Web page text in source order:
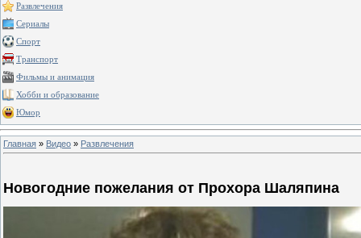
Развлечения
Сериалы
Спорт
Транспорт
Фильмы и анимация
Хобби и образование
Юмор
Главная » Видео » Развлечения
Новогодние пожелания от Прохора Шаляпина